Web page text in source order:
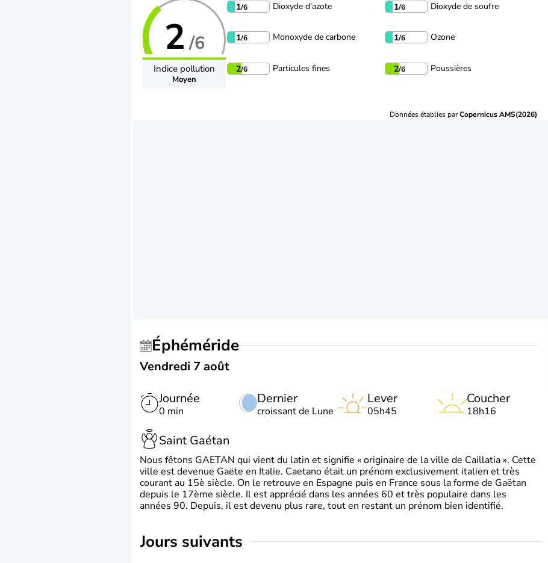
2 /6
Indice pollution
Moyen
1/6 Dioxyde d'azote 1/6 Dioxyde de soufre
1/6 Monoxyde de carbone 1/6 Ozone
2/6 Particules fines 2/6 Poussières
Données établies parCopernicus AMS(2026)
Éphéméride
Vendredi 7 août
Journée
0 min
Dernier
croissant de Lune
Lever
05h45
Coucher
18h16
Saint Gaétan
Nous fêtons GAETAN qui vient du latin et signifie « originaire de la ville de Caillatia ». Cette
ville est devenue Gaëte en Italie. Caetano était un prénom exclusivement italien et très
courant au 15è siècle. On le retrouve en Espagne puis en France sous la forme de Gaëtan
depuis le 17ème siècle. Il est apprécié dans les années 60 et très populaire dans les
années 90. Depuis, il est devenu plus rare, tout en restant un prénom bien identifié.
jours suivants